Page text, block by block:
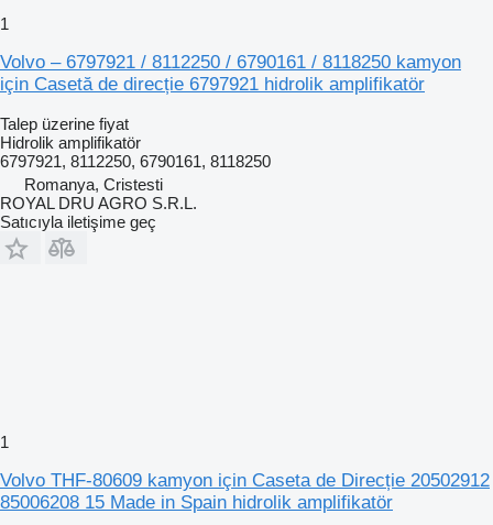
1
Volvo – 6797921 / 8112250 / 6790161 / 8118250 kamyon
için Casetă de direcție 6797921 hidrolik amplifikatör
Talep üzerine fiyat
Hidrolik amplifikatör
6797921, 8112250, 6790161, 8118250
Romanya, Cristesti
ROYAL DRU AGRO S.R.L.
Satıcıyla iletişime geç
1
Volvo THF-80609 kamyon için Caseta de Direcție 20502912
85006208 15 Made in Spain hidrolik amplifikatör